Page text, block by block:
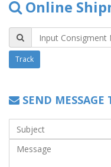
Online
SEND